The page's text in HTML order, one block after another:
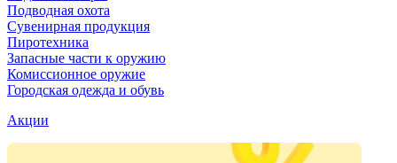
Подводная охота
Сувенирная продукция
Пиротехника
Запасные части к оружию
Комиссионное оружие
Городская одежда и обувь
Акции